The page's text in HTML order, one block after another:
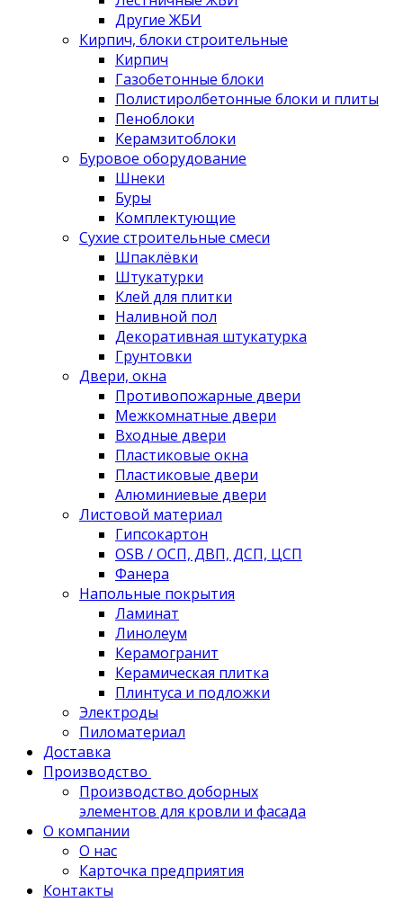
Другие ЖБИ
Кирпич, блоки строительные
Кирпич
Газобетонные блоки
Полистиролбетонные блоки и плиты
Пеноблоки
Керамзитоблоки
Буровое оборудование
Шнеки
Буры
Комплектующие
Сухие строительные смеси
Шпаклёвки
Штукатурки
Клей для плитки
Наливной пол
Декоративная штукатурка
Грунтовки
Двери, окна
Противопожарные двери
Межкомнатные двери
Входные двери
Пластиковые окна
Пластиковые двери
Алюминиевые двери
Листовой материал
Гипсокартон
OSB / ОСП, ДВП, ДСП, ЦСП
Фанера
Напольные покрытия
Ламинат
Линолеум
Керамогранит
Керамическая плитка
Плинтуса и подложки
Электроды
Пиломатериал
Доставка
Производство
Производство доборных
элементов для кровли и фасада
О компании
О нас
Карточка предприятия
Контакты